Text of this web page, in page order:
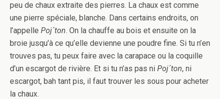
peu de chaux extraite des pierres. La chaux est comme
une pierre spéciale, blanche. Dans certains endroits, on
l’appelle Poj´ton. On la chauffe au bois et ensuite on la
broie jusqu’à ce qu’elle devienne une poudre fine. Si tu n’en
trouves pas, tu peux faire avec la carapace ou la coquille
d’un escargot de rivière. Et si tu n’as pas ni Poj´ton, ni
escargot, bah tant pis, il faut trouver les sous pour acheter
la chaux.